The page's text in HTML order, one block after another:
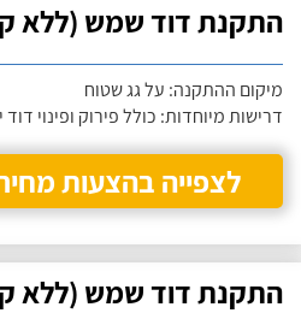
התקנת דוד שמש (ללא
מיקום ההתקנה: על גג שטוח
דרישות מיוחדות: כולל פירוק ופינוי דוד
לצפייה בהצעות
התקנת דוד שמש (ללא